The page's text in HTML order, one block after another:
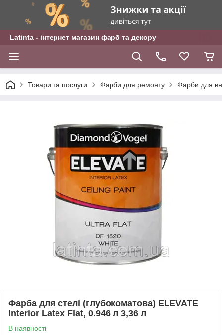
Latinta - інтернет магазин фарб та декору
Товари та послуги Фарби для ремонту Фарби для
Фарба для стелі (глубокоматова) ELEVATE
Interior Latex Flat, 0.946 л 3,36 л
В наявності